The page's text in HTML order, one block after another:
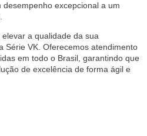
excepcional a um
a qualidade da sua
Série VK. Oferecemos atendimento
em todo o Brasil, garantindo que
de excelência de forma ágil e